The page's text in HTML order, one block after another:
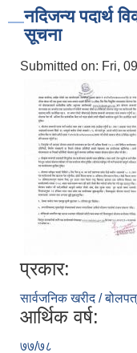
नदिजन्य पदार्थ
सूचना
Submitted on: Fri,
प्रकार:
सार्वजनिक खरीद /
आर्थिक वर्ष:
७७/७८